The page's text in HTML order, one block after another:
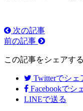
次の記事
前の記事
この記事をシェアする
Twitterでシェ
Facebookでシ
LINEで送る